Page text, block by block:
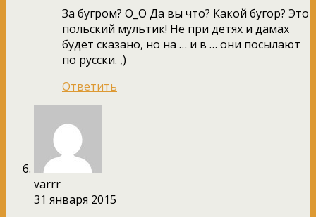
За бугром? О_О Да вы что? Какой бугор? Это
польский мультик! Не при детях и дамах
будет сказано, но на … и в … они посылают
по русски. ,)
Ответить
varrr
31 января 2015